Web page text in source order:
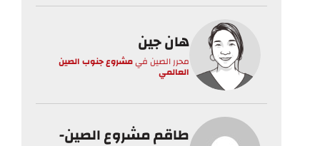
هان جين
محرر الصينفيمشروع جنوب الصين
العالمي
طاقم مشروع الصين-